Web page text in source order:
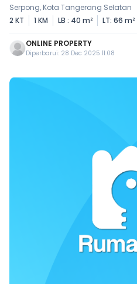
Serpong, Kota Tangerang Selatan
2 KT
1 KM LB : 40 m² LT: 66 m²
ONLINE PROPERTY
Diperbarui: 28 Dec 2025 11:08